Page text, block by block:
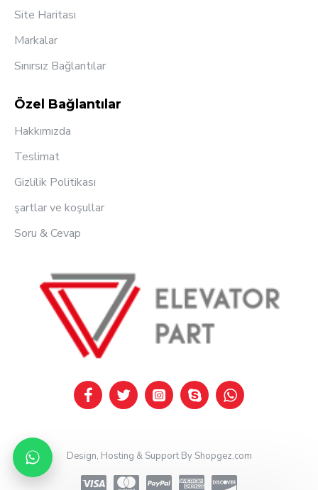
Site Haritası
Markalar
Sınırsız Bağlantılar
Özel Bağlantılar
Hakkımızda
Teslimat
Gizlilik Politikası
şartlar ve koşullar
Soru & Cevap
Design, Hosting & Support By Shopgez.com